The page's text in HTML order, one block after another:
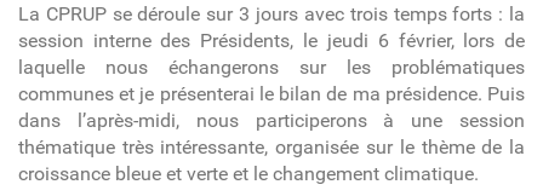
La CPRUP se déroule sur 3 jours avec trois temps forts : la
session interne des Présidents, le jeudi 6 février, lors de
laquelle nous échangerons sur les problématiques
communes et je présenterai le bilan de ma présidence. Puis
dans l’après-midi, nous participerons à une session
thématique très intéressante, organisée sur le thème de la
croissance bleue et verte et le changement climatique.